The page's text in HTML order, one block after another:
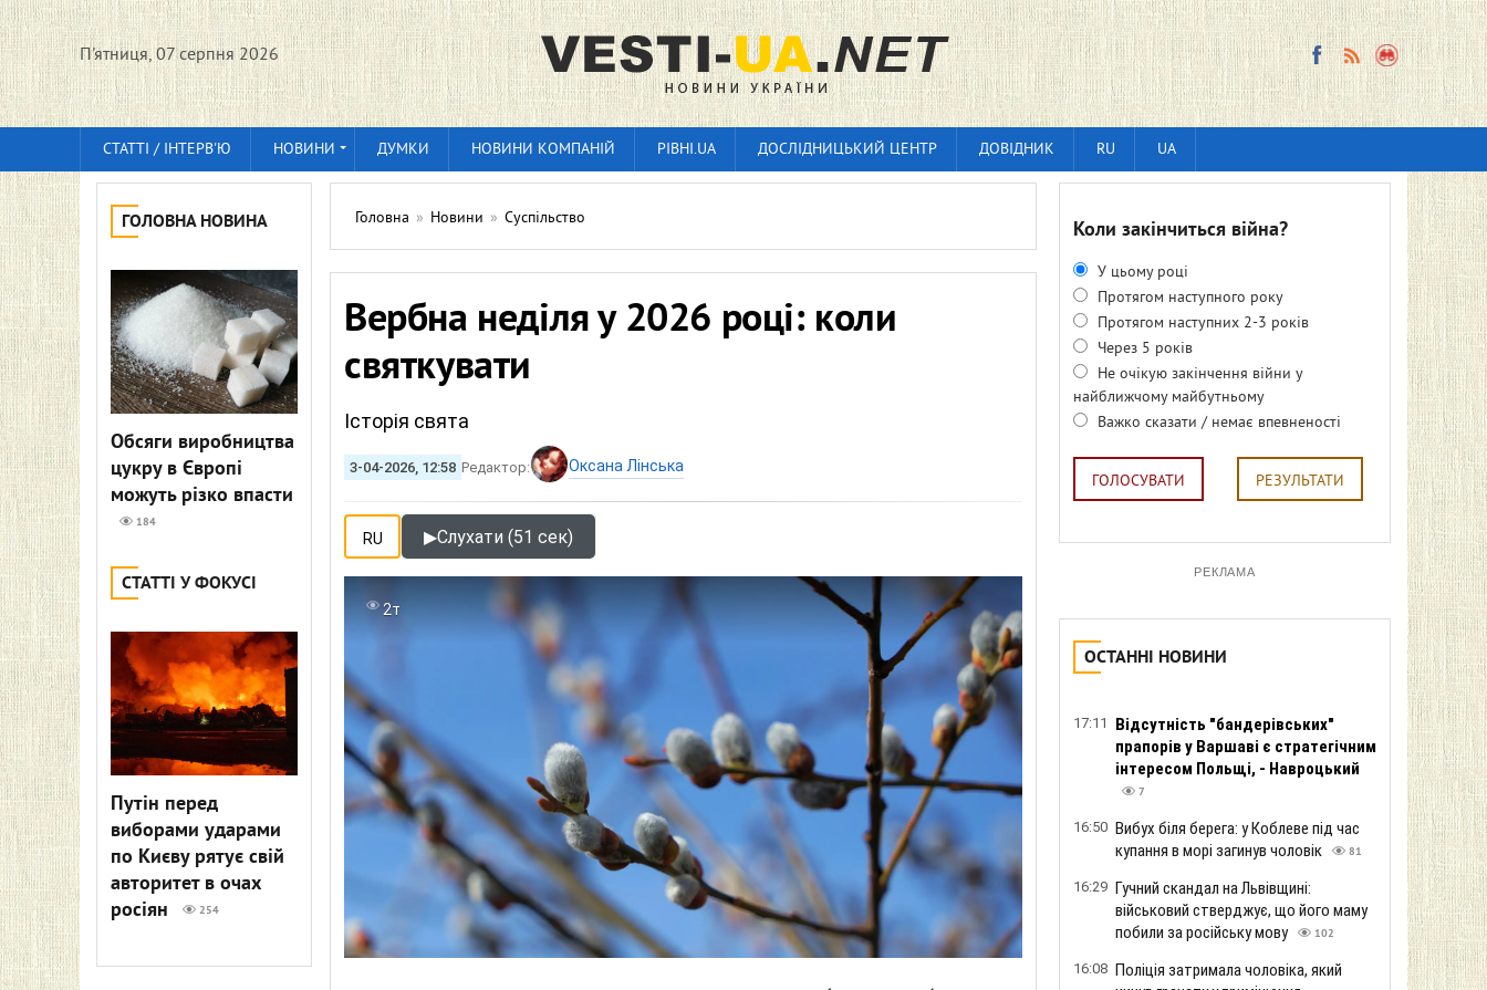
П'ятниця, 07 серпня 2026
СТАТТІ / ІНТЕРВ'Ю НОВИНИ ДУМКИ НОВИНИ КОМПАНІЙ РІВНІ.UA ДОСЛІДНИЦЬКИЙ ЦЕНТР ДОВІДНИК RU UA
ГОЛОВНА НОВИНА
Обсяги виробництва
цукру в Європі
можуть різко впасти
184
СТАТТІ У ФОКУСІ
Путін перед
виборами ударами
по Києву рятує свій
авторитет в очах
росіян
254
Головна » Новини » Суспільство
Вербна неділя у 2026 році: коли
святкувати
Історія свята
3-04-2026, 12:58 Редактор: Оксана Лінська
RU ▶Слухати (51 сек)
2т
Коли закінчиться війна?
У цьому році
Протягом наступного року
Протягом наступних 2-3 років
Через 5 років
Не очікую закінчення війни у
найближчому майбутньому
Важко сказати / немає впевненості
ГОЛОСУВАТИ РЕЗУЛЬТАТИ
РЕКЛАМА
ОСТАННІ НОВИНИ
17:11
Відсутність "бандерівських"
прапорів у Варшаві є стратегічним
інтересом Польщі, - Навроцький
7
16:50 Вибух біля берега: у Коблеве під час
купання в морі загинув чоловік
81
16:29 Гучний скандал на Львівщині:
військовий стверджує, що його маму
побили за російську мову
102
16:08 Поліція затримала чоловіка, який